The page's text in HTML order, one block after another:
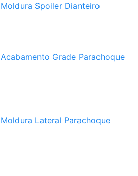
Moldura Spoiler Dianteiro
Acabamento Grade Parachoque
Moldura Lateral Parachoque